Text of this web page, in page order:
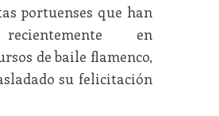
portuenses que han
en
de baile flamenco,
su felicitación